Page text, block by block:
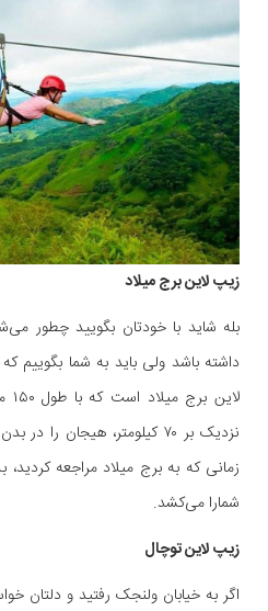
زیپ لاین برج میلاد
بله شاید با خودتان بگویید چطور
داشته باشد ولی باید به شما بگوییم
نزدیک بر ۷۰ کیلومتر، هیجان
زمانی که به برج میلاد مراجعه
شمارا می‌کشد.
زیپ لاین توچال
اگر به خیابان ولنجک رفتید و دلتان